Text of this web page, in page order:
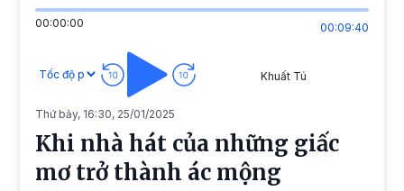
00:00:00 00:09:40
Khuất Tú
Thứ bảy, 16:30, 25/01/2025
Khi nhà hát của những giấc
mơ trở thành ác mộng